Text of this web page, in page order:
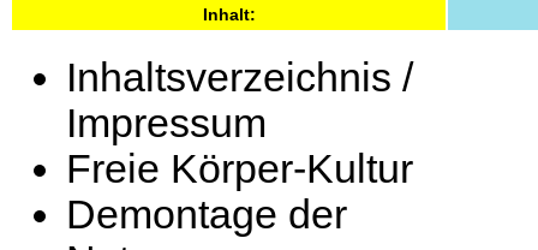
Inhalt:
Inhaltsverzeichnis /
Impressum
Freie Körper-Kultur
Demontage der